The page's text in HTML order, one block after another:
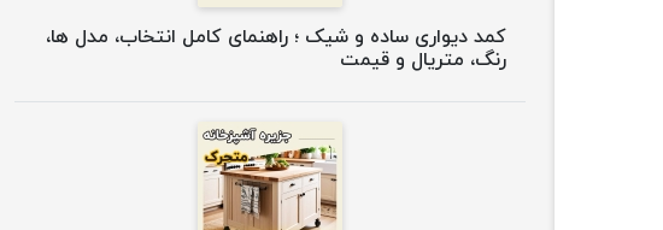
کمد دیواری ساده و شیک ؛ راهنمای کامل انتخاب، مدل ها،
رنگ، متریال و قیمت